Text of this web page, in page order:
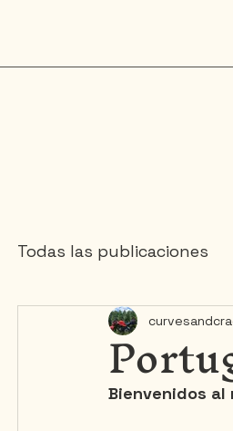
Todas las publicaciones
Chaudière-Appalaches
MaritimesBienvenidos al